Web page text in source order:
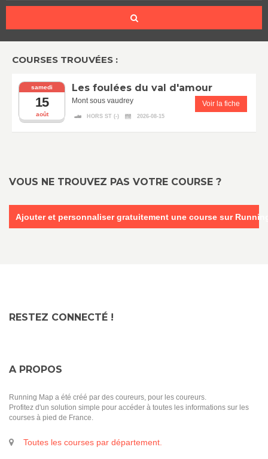
COURSES TROUVÉES :
août
samedi
15
Les foulées du val d'amour
Mont sous vaudrey Voir la fiche
HORS ST (-) 2026-08-15
VOUS NE TROUVEZ PAS VOTRE COURSE ?
Ajouter et personnaliser gratuitement une course sur
RESTEZ CONNECTÉ !
A PROPOS
Running Map a été créé par des coureurs, pour les coureurs.
Profitez d'un solution simple pour accéder à toutes les informations sur les
courses à pied de France.
Toutes les courses par département.